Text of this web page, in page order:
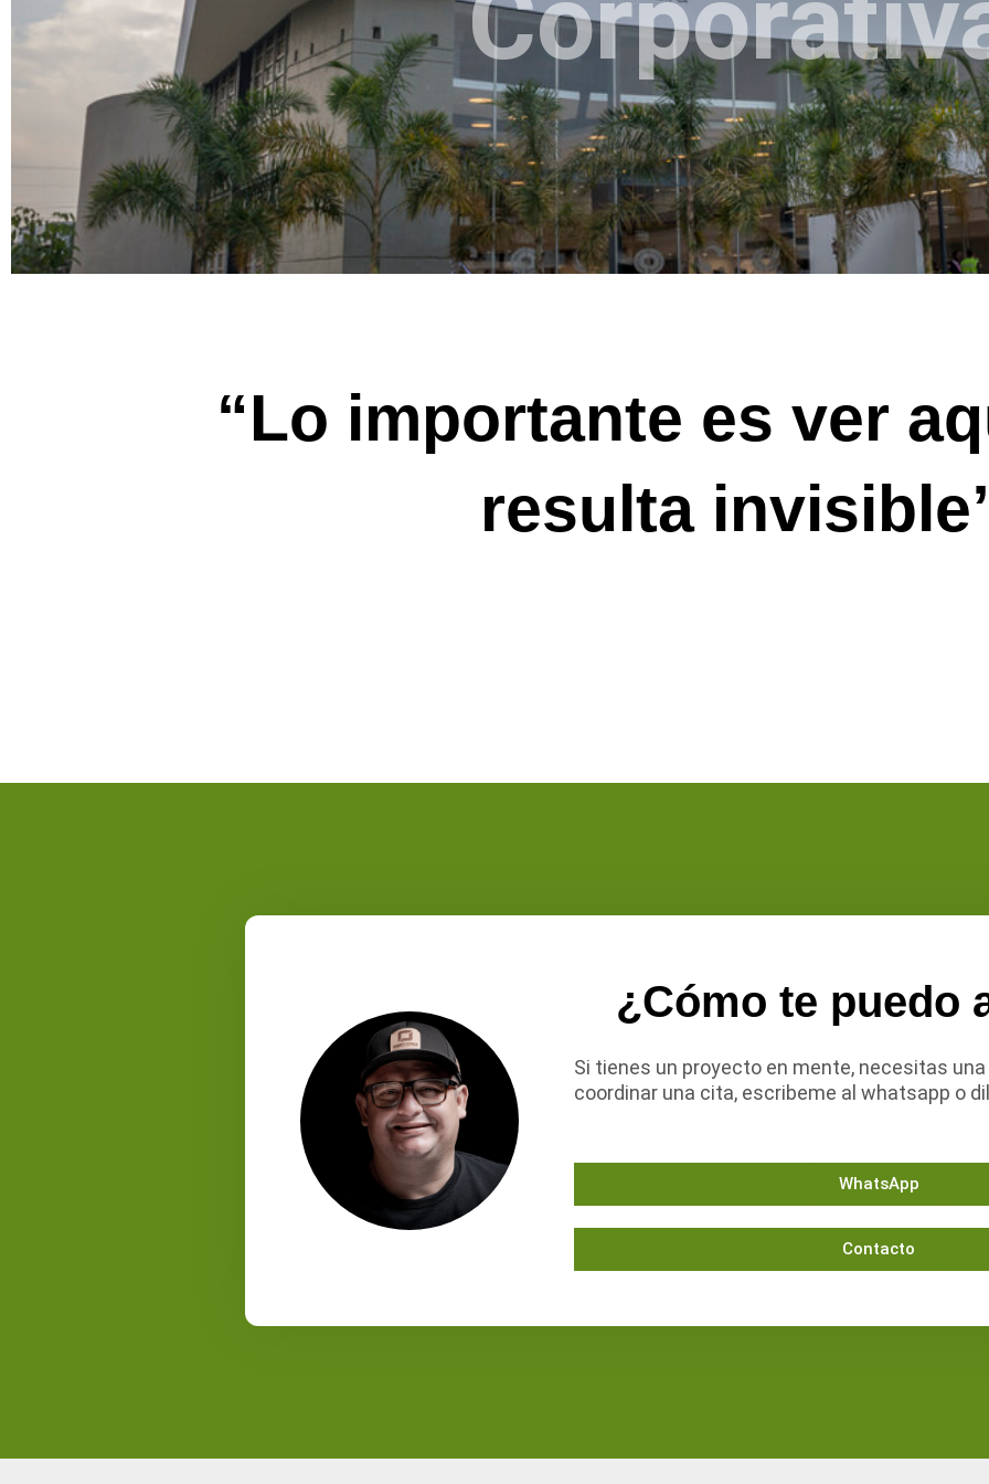
“Lo importante es ver
resulta
¿Cómo te puedo
Si tienes un proyecto en mente, necesitas
coordinar una cita, escribeme al whatsapp o
WhatsApp
Contacto